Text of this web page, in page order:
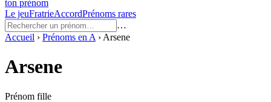
ton prénom
Le jeuFratrieAccordPrénoms rares
…
Accueil › Prénoms en A › Arsene
Arsene
Prénom fille